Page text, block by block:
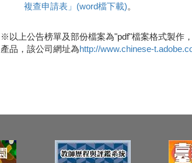
複查申請表」(word檔下載)。
※以上公告榜單及部份檔案為"pdf"檔案格式製作
產品，該公司網址為http://www.chinese-